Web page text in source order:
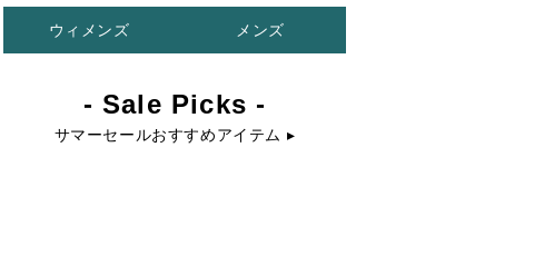
ウィメンズ メンズ
- Sale Picks -
サマーセールおすすめアイテム ▸